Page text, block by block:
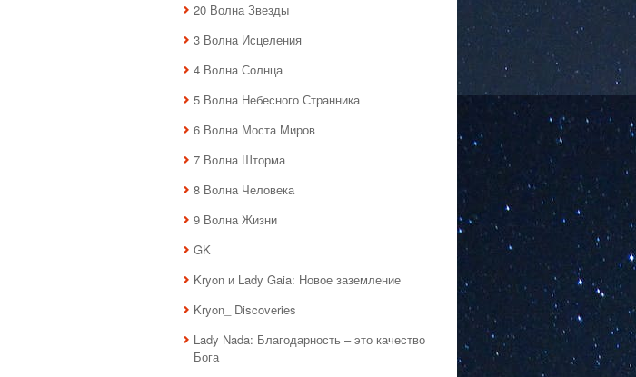
20 Волна Звезды
3 Волна Исцеления
4 Волна Солнца
5 Волна Небесного Странника
6 Волна Моста Миров
7 Волна Шторма
8 Волна Человека
9 Волна Жизни
GK
Kryon и Lady Gaia: Новое заземление
Kryon_ Discoveries
Lady Nada: Благодарность – это качество
Бога